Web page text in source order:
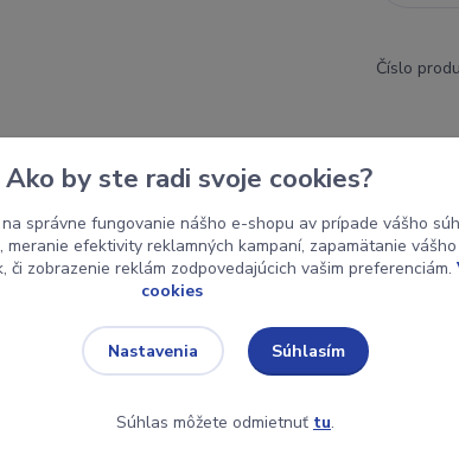
Číslo
upozorňujeme na zmenu ceny: 19,50 € s
Ako by ste radi svoje cookies?
správne fungovanie nášho e-shopu av prípade vášho
efektivity reklamných kampaní, zapamätanie
či zobrazenie reklám zodpovedajúcich vašim preferenciám.
cookies
Nastavenia Súhlasím
Súhlas môžete odmietnuť tu.